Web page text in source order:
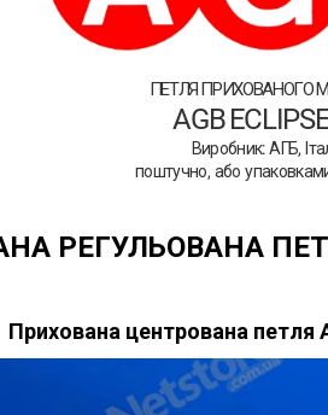
петля прихованого
AGB
Виробник: АГБ,
поштучно, або
РЕГУЛЬОВАНА
Прихована центрована петля